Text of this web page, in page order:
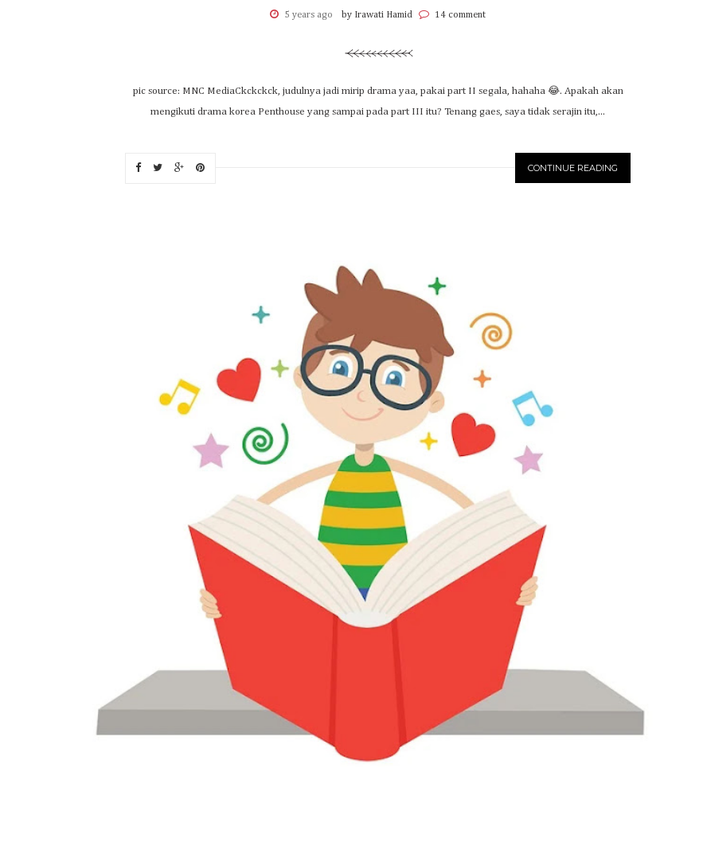
5 years ago by Irawati Hamid 14 comment
pic source: MNC MediaCkckckck, judulnya jadi mirip drama yaa, pakai part II segala, hahaha 😂. Apakah akan
mengikuti drama korea Penthouse yang sampai pada part III itu? Tenang gaes, saya tidak serajin itu,...
CONTINUE READING